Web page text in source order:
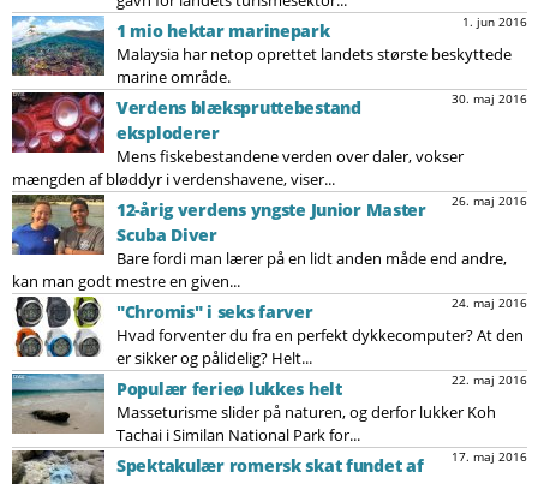
1. jun 2016
1 mio hektar marinepark
Malaysia har netop oprettet landets største beskyttede
marine område.
30. maj 2016
Verdens blækspruttebestand
eksploderer
Mens fiskebestandene verden over daler, vokser
mængden af bløddyr i verdenshavene, viser...
26. maj 2016
12-årig verdens yngste Junior Master
Scuba Diver
Bare fordi man lærer på en lidt anden måde end andre,
kan man godt mestre en given...
24. maj 2016
"Chromis" i seks farver
Hvad forventer du fra en perfekt dykkecomputer? At den
er sikker og pålidelig? Helt...
22. maj 2016
Populær ferieø lukkes helt
Masseturisme slider på naturen, og derfor lukker Koh
Tachai i Similan National Park for...
17. maj 2016
Spektakulær romersk skat fundet af